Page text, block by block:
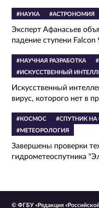
#НАУКА #АСТРОНОМИЯ
Эксперт Афанасьев
падение ступени Falcon
#НАУЧНАЯ РАЗРАБОТКА
#ИСКУССТВЕННЫЙ
Искусственный
вирус, которого нет в
#КОСМОС #СПУТНИК НА
#МЕТЕОРОЛОГИЯ
Завершены проверки
гидрометеоспутника
© ФГБУ «Редакция «Российской